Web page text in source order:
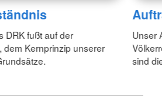
DRK fußt auf der
dem Kernprinzip unserer
Unser
sind